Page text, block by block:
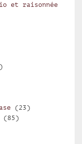
et raisonnée
(23)
(85)